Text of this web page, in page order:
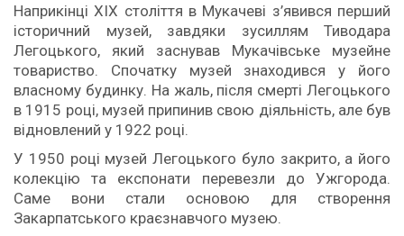
Наприкінці XIX століття в Мукачеві з’явився перший
історичний музей, завдяки зусиллям Тиводара
Легоцького, який заснував Мукачівське музейне
товариство. Спочатку музей знаходився у його
власному будинку. На жаль, після смерті Легоцького
в 1915 році, музей припинив свою діяльність, але був
відновлений у 1922 році.
У 1950 році музей Легоцького було закрито, а його
колекцію та експонати перевезли до Ужгорода.
Саме вони стали основою для створення
Закарпатського краєзнавчого музею.